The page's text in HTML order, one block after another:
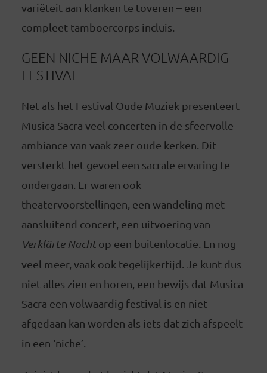
variëteit aan klanken te toveren – een
compleet tamboercorps incluis.
GEEN NICHE MAAR VOLWAARDIG
FESTIVAL
Net als het Festival Oude Muziek presenteert
Musica Sacra veel concerten in de sfeervolle
ambiance van vaak zeer oude kerken. Dit
versterkt het gevoel een sacrale ervaring te
ondergaan. Er waren ook
theatervoorstellingen, een wandeling met
aansluitend concert, een uitvoering van
Verklärte Nachtop een buitenlocatie. En nog
veel meer, vaak ook tegelijkertijd. Je kunt dus
niet alles zien en horen, een bewijs dat Musica
Sacra een volwaardig festival is en niet
afgedaan kan worden als iets dat zich afspeelt
in een ‘niche’.